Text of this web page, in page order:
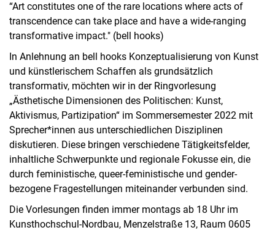
“Art constitutes one of the rare locations where acts of
transcendence can take place and have a wide-ranging
transformative impact." (bell hooks)
In Anlehnung an bell hooks Konzeptualisierung von Kunst
und künstlerischem Schaffen als grundsätzlich
transformativ, möchten wir in der Ringvorlesung
„Ästhetische Dimensionen des Politischen: Kunst,
Aktivismus, Partizipation“ im Sommersemester 2022 mit
Sprecher*innen aus unterschiedlichen Disziplinen
diskutieren. Diese bringen verschiedene Tätigkeitsfelder,
inhaltliche Schwerpunkte und regionale Fokusse ein, die
durch feministische, queer-feministische und gender-
bezogene Fragestellungen miteinander verbunden sind.
Die Vorlesungen finden immer montags ab 18 Uhr im
Kunsthochschul-Nordbau, Menzelstraße 13, Raum 0605